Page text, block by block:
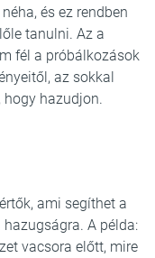
és ez rendben
tanulni. Az a
fél a próbálkozások
az sokkal
hogy hazudjon.
ami segíthet a
A példa:
vacsora előtt, mire